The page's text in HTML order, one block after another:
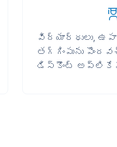
విద్యార్థులు,
తగ్గింపును
డిస్కౌంట్ అప్లికేషన్